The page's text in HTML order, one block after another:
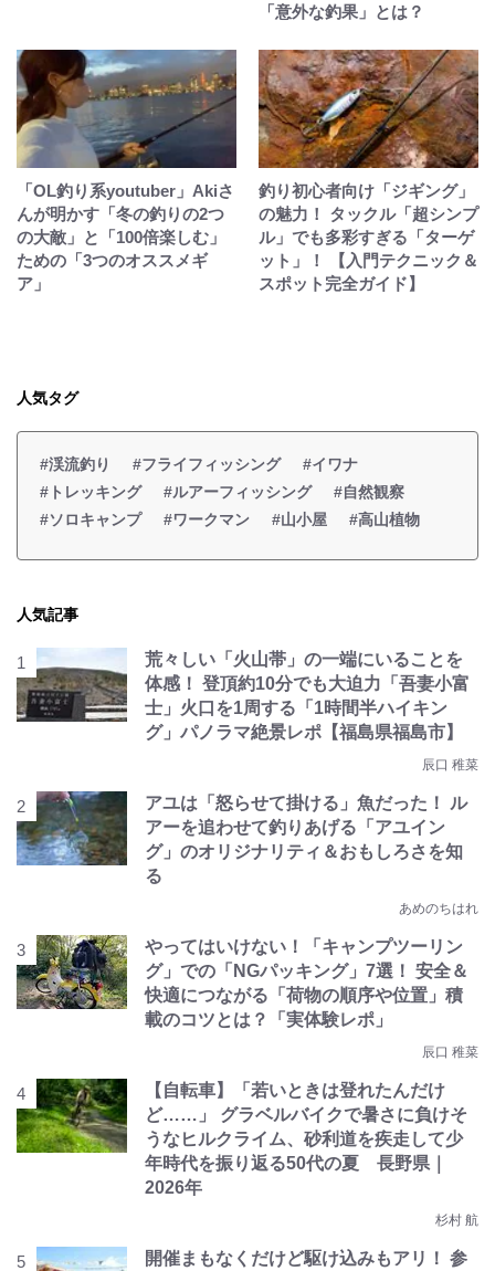
「意外な釣果」とは？
「OL釣り系youtuber」Akiさ
んが明かす「冬の釣りの2つ
の大敵」と「100倍楽しむ」
ための「3つのオススメギ
ア」
釣り初心者向け「ジギング」
の魅力！ タックル「超シンプ
ル」でも多彩すぎる「ターゲ
ット」！ 【入門テクニック＆
スポット完全ガイド】
人気タグ
#渓流釣り #フライフィッシング
#イワナ
#トレッキング
#ルアーフィッシング
#自然観察
#ソロキャンプ
#ワークマン #山小屋 #高山植物
人気記事
荒々しい「火山帯」の一端にいることを
体感！ 登頂約10分でも大迫力「吾妻小富
士」火口を1周する「1時間半ハイキン
グ」パノラマ絶景レポ【福島県福島市】
辰口 稚菜
アユは「怒らせて掛ける」魚だった！ ル
アーを追わせて釣りあげる「アユイン
グ」のオリジナリティ＆おもしろさを知
る
あめのちはれ
やってはいけない！「キャンプツーリン
グ」での「NGパッキング」7選！ 安全＆
快適につながる「荷物の順序や位置」積
載のコツとは？「実体験レポ」
辰口 稚菜
【自転車】「若いときは登れたんだけ
ど……」 グラベルバイクで暑さに負けそ
うなヒルクライム、砂利道を疾走して少
年時代を振り返る50代の夏 長野県｜
2026年
杉村 航
開催まもなくだけど駆け込みもアリ！ 参